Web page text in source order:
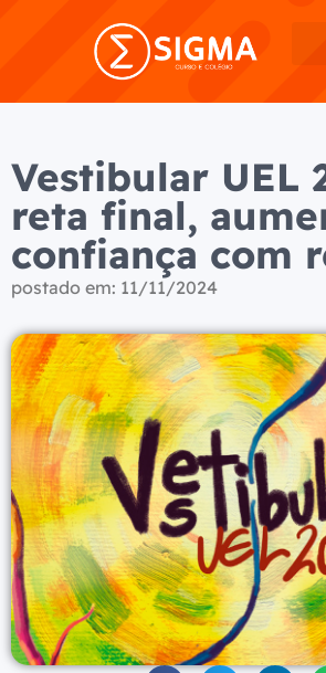
Vestibular UEL
reta final,
confiança com
postado em: 11/11/2024